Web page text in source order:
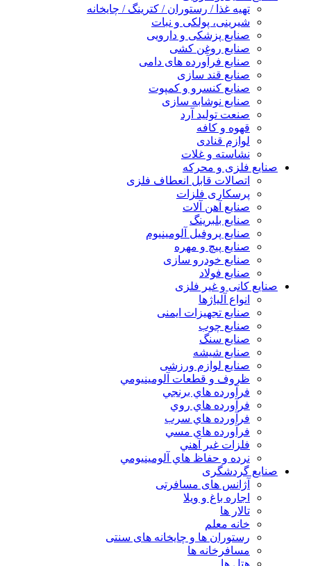
تهیه غذا / رستوران / کترینگ / چایخانه
شیرینی، پولکی و نبات
صنایع پزشکی و دارویی
صنایع روغن کشی
صنایع فرآورده های دامی
صنایع قند سازی
صنایع کنسرو و کمپوت
صنایع نوشابه سازی
صنعت تولید آرد
قهوه و کافه
لوازم قنادی
نشاسته و غلات
صنایع فلزی و محرکه
اتصالات قابل انعطاف فلزی
پرسکاری فلزات
صنایع آهن آلات
صنایع بلبرینگ
صنایع پروفیل آلومینیوم
صنایع پیچ و مهره
صنایع خودرو سازی
صنایع فولاد
صنایع کانی و غیر فلزی
انواع آلياژها
صنایع تجهیزات ایمنی
صنایع چوب
صنایع سنگ
صنایع شیشه
صنایع لوازم ورزشی
ظروف و قطعات آلومينيومي
فرآورده هاي برنجي
فرآورده هاي روي
فرآورده هاي سرب
فرآورده هاي مسي
فلزات غير آهني
نرده و حفاظ هاي آلومينيومي
صنایع گردشگری
آژانس های مسافرتی
اجاره باغ و ویلا
تالار ها
خانه معلم
رستوران ها و چایخانه های سنتی
مسافرخانه ها
هتل ها